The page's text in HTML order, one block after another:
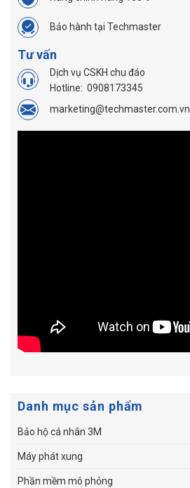
Bảo hành tại Techmaster
Tư vấn
Dịch vụ CSKH chu đáo
Hotline: 0908173345
marketing@techmaster.com.vn
Danh mục sản phẩm
Bảo hộ cá nhân 3M
Máy phát xung
Phần mềm mô phỏng